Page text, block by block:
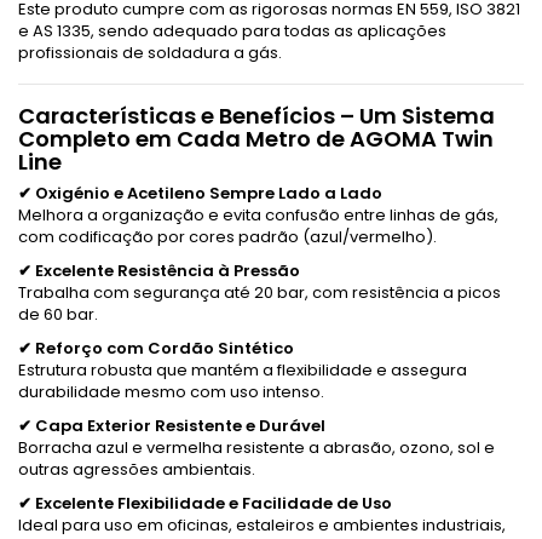
Este produto cumpre com as rigorosas normas EN 559, ISO 3821
e AS 1335, sendo adequado para todas as aplicações
profissionais de soldadura a gás.
Características e Benefícios – Um Sistema
Completo em Cada Metro de AGOMA Twin
Line
✔ Oxigénio e Acetileno Sempre Lado a Lado
Melhora a organização e evita confusão entre linhas de gás,
com codificação por cores padrão (azul/vermelho).
✔ Excelente Resistência à Pressão
Trabalha com segurança até 20 bar, com resistência a picos
de 60 bar.
✔ Reforço com Cordão Sintético
Estrutura robusta que mantém a flexibilidade e assegura
durabilidade mesmo com uso intenso.
✔ Capa Exterior Resistente e Durável
Borracha azul e vermelha resistente a abrasão, ozono, sol e
outras agressões ambientais.
✔ Excelente Flexibilidade e Facilidade de Uso
Ideal para uso em oficinas, estaleiros e ambientes industriais,